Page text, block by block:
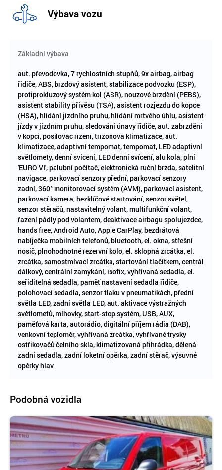
Výbava vozu
Základní výbava
aut. převodovka, 7 rychlostních stupňů, 9x airbag, airbag
řidiče, ABS, brzdový asistent, stabilizace podvozku (ESP),
protiprokluzový systém kol (ASR), nouzové brzdění (PEBS),
asistent stability přívěsu (TSA), asistent rozjezdu do kopce
(HSA), hlídání jízdního pruhu, hlídání mrtvého úhlu, asistent
jízdy v jízdním pruhu, sledování únavy řidiče, aut. zabrzdění
v kopci, posilovač řízení, třízónová klimatizace, aut.
klimatizace, adaptivní tempomat, tempomat, LED adaptivní
světlomety, denní svícení, LED denní svícení, alu kola, plní
'EURO VI', palubní počítač, elektronická ruční brzda, satelitní
navigace, parkovací senzory přední, parkovací senzory
zadní, 360° monitorovací systém (AVM), parkovací asistent,
parkovací kamera, bezklíčové startování, senzor světel,
senzor stěračů, nastavitelný volant, multifunkční volant,
řazení pádly pod volantem, deaktivace airbagu spolujezdce,
hands free, Android Auto, Apple CarPlay, bezdrátová
nabíječka mobilních telefonů, bluetooth, el. okna, střešní
nosič, plnohodnotné rezervní kolo, el. sklopná zrcátka, el.
zrcátka, samostmívací zrcátka, startování tlačítkem, centrál
dálkový, centrální zamykání, isofix, vyhřívaná sedadla, el.
seřiditelná sedadla, paměť nastavení sedadla řidiče,
polohovací sedadla, senzor tlaku v pneumatikách, přední
světla LED, zadní světla LED, aut. aktivace výstražných
světlometů, mlhovky, start-stop systém, USB, AUX,
paměťová karta, autorádio, digitální příjem rádia (DAB),
venkovní teploměr, vyhřívaná zrcátka, vyhřívané trysky
ostřikovačů čelního skla, klimatizovaná přihrádka, dělená
zadní sedadla, zadní loketní opěrka, zadní stěrač, výsuvné
opěrky hlav
Podobná vozidla